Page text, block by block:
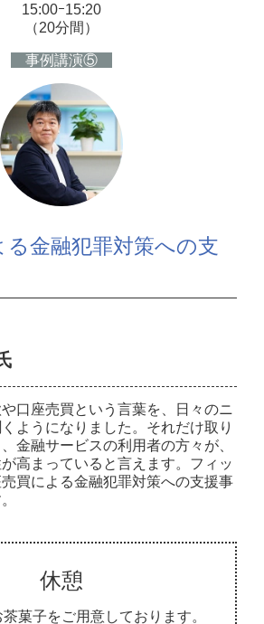
15:00ｰ15:20
（20分間）
事例講演⑤
る金融犯罪対策への支
口座売買という言葉を、日々のニ
ようになりました。それだけ取り
金融サービスの利用者の方々が、
高まっていると言えます。フィッ
買による金融犯罪対策への支援事
休憩
菓子をご用意しております。